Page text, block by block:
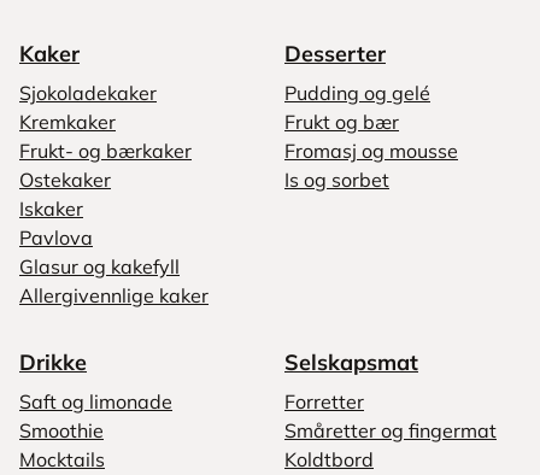
Kaker
Sjokoladekaker
Kremkaker
Frukt- og bærkaker
Ostekaker
Iskaker
Pavlova
Glasur og kakefyll
Allergivennlige kaker
Desserter
Pudding og gelé
Frukt og bær
Fromasj og mousse
Is og sorbet
Drikke
Saft og limonade
Smoothie
Mocktails
Selskapsmat
Forretter
Småretter og fingermat
Koldtbord